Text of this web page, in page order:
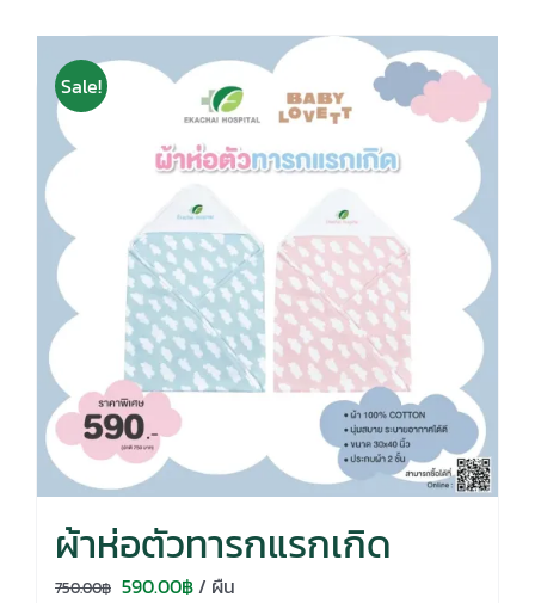
Sale!
ผ้าห่อตัวทารกแรกเกิด
750.00฿ Original
590.00฿Current
/ ผืน